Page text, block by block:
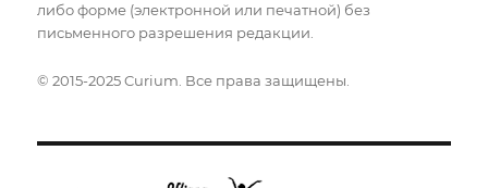
либо форме (электронной или печатной) без
письменного разрешения редакции.
© 2015-2025 Curium. Все права защищены.